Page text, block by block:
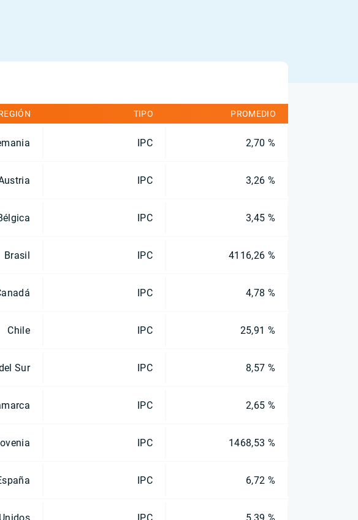
TIPO PROMEDIO
IPC 2,70 %
IPC 3,26 %
IPC 3,45 %
Brasil IPC 4116,26 %
IPC 4,78 %
Chile IPC 25,91 %
Sur IPC 8,57 %
IPC 2,65 %
IPC 1468,53 %
IPC 6,72 %
IPC 5,39 %